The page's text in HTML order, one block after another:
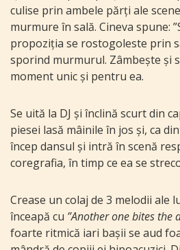
culise prin ambele părți ale
murmure în sală. Cineva spune:
propoziția se rostogoleste prin
sporind murmurul. Zâmbește și
moment unic și pentru ea.
Se uită la DJ și înclină scurt din
piesei lasă mâinile în jos și, ca
încep dansul și intră în scenă
coregrafia, în timp ce ea se
Crease un colaj de 3 melodii ale
înceapă cu ”Another one bites the
foarte ritmică iari bașii se aud